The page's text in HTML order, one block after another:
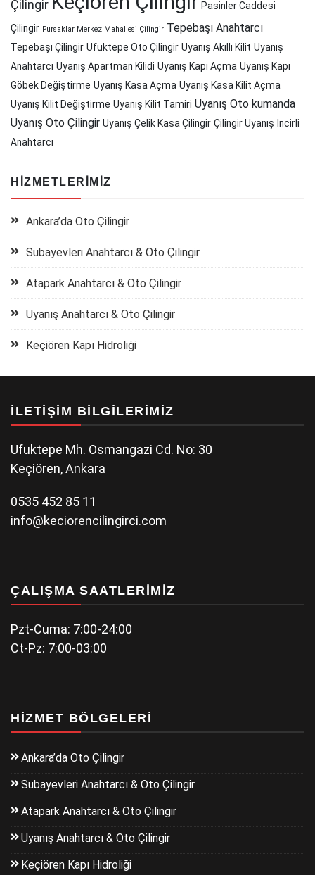
Çilingir
Pasinler Caddesi
Çilingir Pursaklar Merkez Mahallesi Çilingir Tepebaşı Anahtarcı
Tepebaşı Çilingir Ufuktepe Oto Çilingir Uyanış Akıllı Kilit Uyanış
Anahtarcı Uyanış Apartman Kilidi Uyanış Kapı Açma Uyanış Kapı
Göbek Değiştirme Uyanış Kasa Açma Uyanış Kasa Kilit Açma
Uyanış Kilit Değiştirme Uyanış Kilit Tamiri Uyanış Oto kumanda
Uyanış Oto Çilingir Uyanış Çelik Kasa Çilingir Çilingir Uyanış İncirli
Anahtarcı
HIZMETLERIMIZ
Ankara’da Oto Çilingir
Subayevleri Anahtarcı & Oto Çilingir
Atapark Anahtarcı & Oto Çilingir
Uyanış Anahtarcı & Oto Çilingir
Keçiören Kapı Hidroliği
İLETIŞIM BILGILERIMIZ
Ufuktepe Mh. Osmangazi Cd. No: 30
Keçiören, Ankara
0535 452 85 11
info@keciorencilingirci.com
ÇALIŞMA SAATLERIMIZ
Pzt-Cuma: 7:00-24:00
Ct-Pz: 7:00-03:00
HIZMET BÖLGELERI
Ankara’da Oto Çilingir
Subayevleri Anahtarcı & Oto Çilingir
Atapark Anahtarcı & Oto Çilingir
Uyanış Anahtarcı & Oto Çilingir
Keçiören Kapı Hidroliği